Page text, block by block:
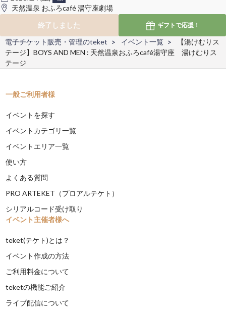
天然温泉 おふろcafé 湯守座劇場
終了しました
ギフトで応援！
電子チケット販売・管理のteket イベント一覧
【湯けむりス
テージ】BOYS AND MEN : 天然温泉おふろcafé湯守座 湯けむりス
テージ
一般ご利用者様
イベントを探す
イベントカテゴリ一覧
イベントエリア一覧
使い方
よくある質問
PRO ARTEKET（プロアルテケト）
シリアルコード受け取り
イベント主催者様へ
teket(テケト)とは？
イベント作成の方法
ご利用料金について
teketの機能ご紹介
ライブ配信について